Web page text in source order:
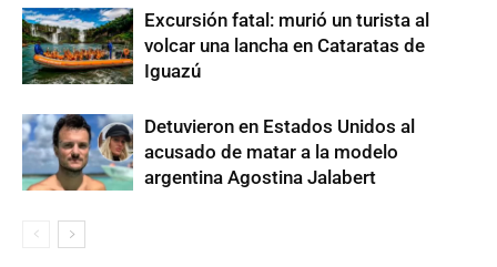
Excursión fatal: murió un turista al
volcar una lancha en Cataratas de
Iguazú
Detuvieron en Estados Unidos al
acusado de matar a la modelo
argentina Agostina Jalabert